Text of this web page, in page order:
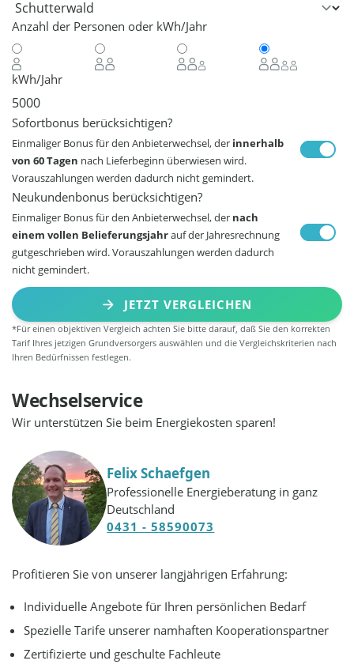
Anzahl der Personen oder kWh/Jahr
kWh/Jahr
Sofortbonus berücksichtigen?
Einmaliger Bonus für den Anbieterwechsel, der innerhalb
von 60 Tagen nach Lieferbeginn überwiesen wird.
Vorauszahlungen werden dadurch nicht gemindert.
Neukundenbonus berücksichtigen?
Einmaliger Bonus für den Anbieterwechsel, der nach
einem vollen Belieferungsjahrauf der Jahresrechnung
gutgeschrieben wird. Vorauszahlungen werden dadurch
nicht gemindert.
JETZT VERGLEICHEN
*Für einen objektiven Vergleich achten Sie bitte darauf, daß Sie den korrekten
Tarif Ihres jetzigen Grundversorgers auswählen und die Vergleichskriterien nach
Ihren Bedürfnissen festlegen.
Wechselservice
Wir unterstützen Sie beim Energiekosten sparen!
Felix Schaefgen
Professionelle Energieberatung in ganz
Deutschland
0431 - 58590073
Profitieren Sie von unserer langjährigen Erfahrung:
Individuelle Angebote für Ihren persönlichen Bedarf
Spezielle Tarife unserer namhaften Kooperationspartner
Zertifizierte und geschulte Fachleute